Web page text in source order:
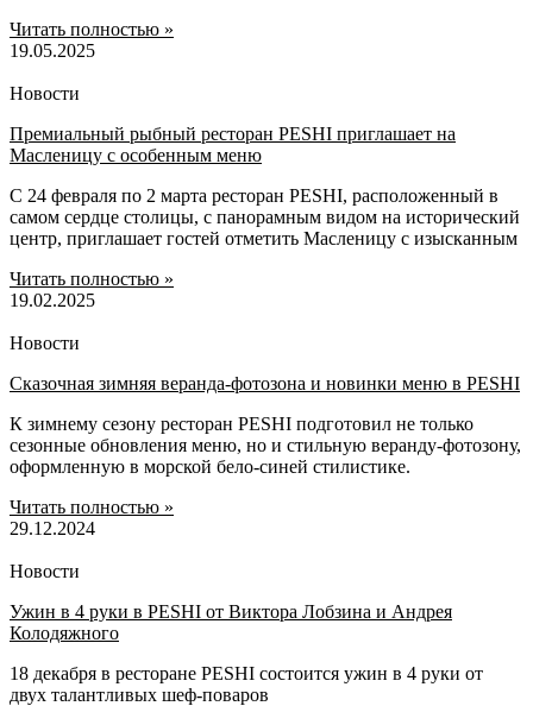
Читать полностью »
19.05.2025
Новости
Премиальный рыбный ресторан PESHI приглашает на
Масленицу с особенным меню
С 24 февраля по 2 марта ресторан PESHI, расположенный в
самом сердце столицы, с панорамным видом на исторический
центр, приглашает гостей отметить Масленицу с изысканным
Читать полностью »
19.02.2025
Новости
Сказочная зимняя веранда-фотозона и новинки меню в PESHI
К зимнему сезону ресторан PESHI подготовил не только
сезонные обновления меню, но и стильную веранду-фотозону,
оформленную в морской бело-синей стилистике.
Читать полностью »
29.12.2024
Новости
Ужин в 4 руки в PESHI от Виктора Лобзина и Андрея
Колодяжного
18 декабря в ресторане PESHI состоится ужин в 4 руки от
двух талантливых шеф-поваров